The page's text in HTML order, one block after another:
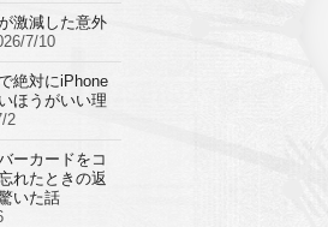
激減した意外
7/10
絶対にiPhone
ほうがいい理
2
ーカードをコ
れたときの返
いた話